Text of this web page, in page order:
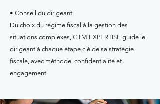
• Conseil du dirigeant
Du choix du régime fiscal à la gestion des
situations complexes, GTM EXPERTISE guide le
dirigeant à chaque étape clé de sa stratégie
fiscale, avec méthode, confidentialité et
engagement.